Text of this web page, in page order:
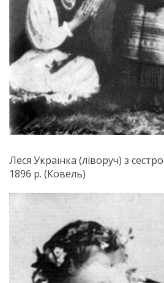
Леся Українка (ліворуч) з
1896 р. (Ковель)